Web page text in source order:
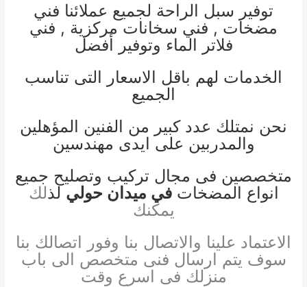
توفير سبل الراحة لجميع عملائنا فني
مضخات , فني سخانات مركز ية , فني
فلاتر الماء وتوفير أفضل
الخدمات لهم باقل الاسعار التى تناسب
الجميع
نحن نمتلك عدد كبير من الفنين المؤهلين
والمدربين على ايدى مهندسين
متخصصين فى مجال تركيب وتصليح جميع
انواع المضخاتفي ميدان حولي لذلك
يمكنك
الاعتماد علينا والاتصال بنا وفور اتصالك بنا
سوف يتم ارسال فنى متخصص الى باب
منزلك فى اسرع وقت